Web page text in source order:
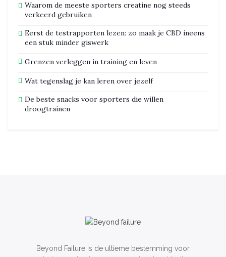
Waarom de meeste sporters creatine nog steeds
verkeerd gebruiken
Eerst de testrapporten lezen: zo maak je CBD ineens
een stuk minder giswerk
Grenzen verleggen in training en leven
Wat tegenslag je kan leren over jezelf
De beste snacks voor sporters die willen
droogtrainen
Beyond Failure is de ultieme bestemming voor